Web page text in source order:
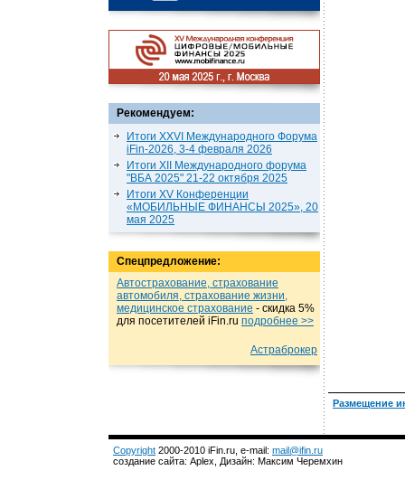
Рекомендуем:
Итоги XXVI Международного Форума
iFin-2026, 3-4 февраля 2026
Итоги XII Международного форума
"ВБА 2025" 21-22 октября 2025
Итоги XV Конференции
«МОБИЛЬНЫЕ ФИНАНСЫ 2025», 20
мая 2025
Спецпредложение:
Автострахование, страхование
автомобиля, страхование жизни,
медицинское страхование - cкидка 5%
для посетителей iFin.ru подробнеe >>
Астраброкер
Размещение
Copyright 2000-2010 iFin.ru, e-mail: mail@ifin.ru
создание сайта: Aplex, Дизайн: Максим Черемхин